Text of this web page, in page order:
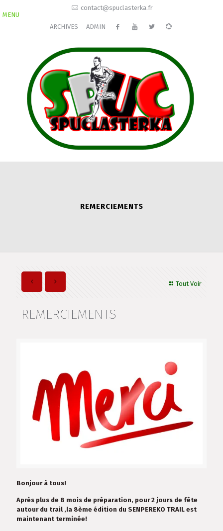
contact@spuclasterka.fr
ARCHIVES ADMIN
MENU
REMERCIEMENTS
Tout Voir
REMERCIEMENTS
Bonjour à tous!
Après plus de 8 mois de préparation, pour 2 jours de fête
autour du trail ,la 8ème édition du SENPEREKO TRAIL est
maintenant terminée!